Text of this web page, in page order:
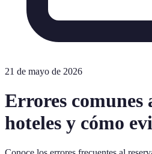
21 de mayo de 2026
Errores comunes
hoteles y cómo